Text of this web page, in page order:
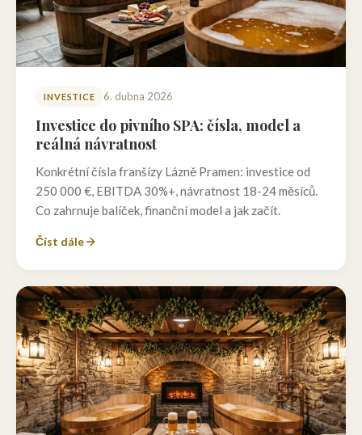
INVESTICE 6. dubna 2026
Investice do pivního SPA: čísla, model a
reálná návratnost
Konkrétní čísla franšízy Lázně Pramen: investice od
250 000 €, EBITDA 30%+, návratnost 18-24 měsíců.
Co zahrnuje balíček, finanční model a jak začít.
Číst dále